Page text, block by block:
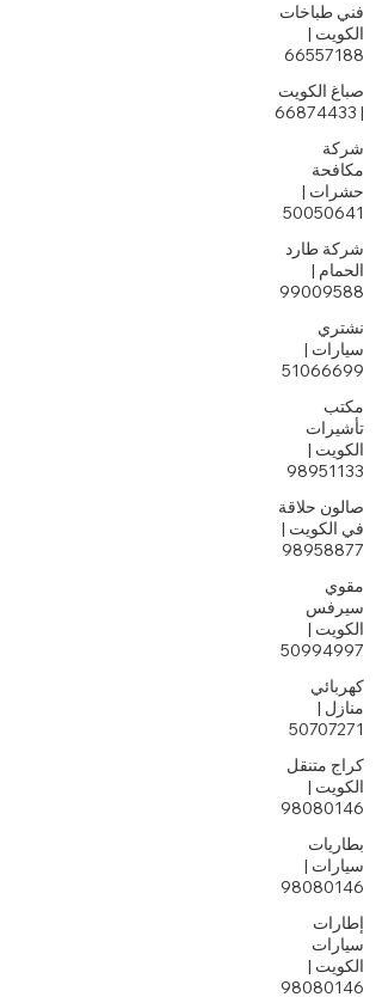
فني طباخات
الكويت |
66557188
صباغ الكويت
| 66874433
شركة
مكافحة
حشرات |
50050641
شركة طارد
الحمام |
99009588
نشتري
سيارات |
51066699
مكتب
تأشيرات
الكويت |
98951133
صالون حلاقة
في الكويت |
98958877
مقوي
سيرفس
الكويت |
50994997
كهربائي
منازل |
50707271
كراج متنقل
الكويت |
98080146
بطاريات
سيارات |
98080146
إطارات
سيارات
الكويت |
98080146